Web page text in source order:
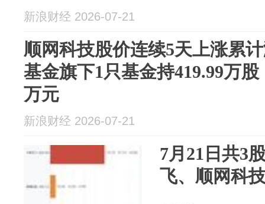
新浪财经 2026-07-21
顺网科技股价连续5天上涨累
基金旗下1只基金持419.99万股
万元
新浪财经 2026-07-21
7月21日共3
飞、顺网科